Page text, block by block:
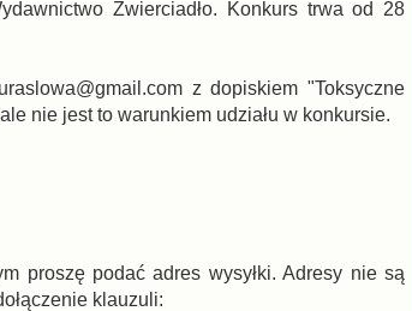
Zwierciadło. Konkurs trwa od 28
z dopiskiem "Toksyczne
nie jest to warunkiem udziału w konkursie.
proszę podać adres wysyłki. Adresy nie są
klauzuli: